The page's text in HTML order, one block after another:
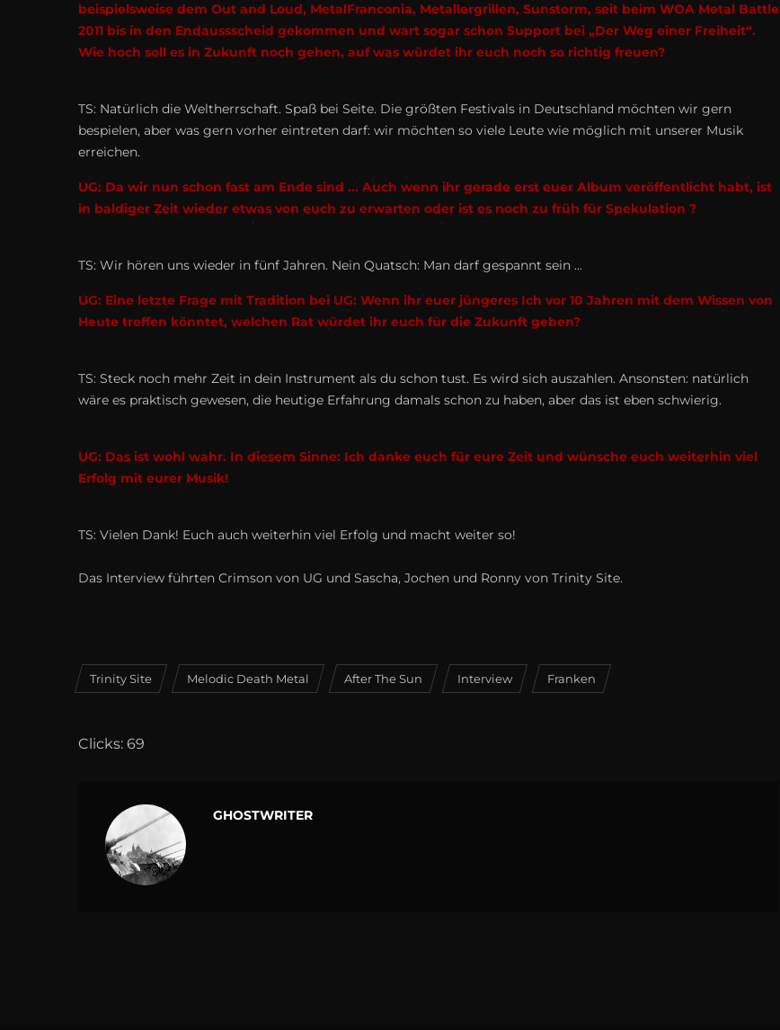
beispielsweise dem Out and Loud, MetalFranconia, Metallergrillen, Sunstorm, seit beim WOA Metal Battle
2011 bis in den Endaussscheid gekommen und wart sogar schon Support bei „Der Weg einer Freiheit“.
Wie hoch soll es in Zukunft noch gehen, auf was würdet ihr euch noch so richtig freuen?
TS: Natürlich die Weltherrschaft. Spaß bei Seite. Die größten Festivals in Deutschland möchten wir gern
bespielen, aber was gern vorher eintreten darf: wir möchten so viele Leute wie möglich mit unserer Musik
erreichen.
UG: Da wir nun schon fast am Ende sind ... Auch wenn ihr gerade erst euer Album veröffentlicht habt, ist
in baldiger Zeit wieder etwas von euch zu erwarten oder ist es noch zu früh für Spekulation ?
TS: Wir hören uns wieder in fünf Jahren. Nein Quatsch: Man darf gespannt sein ...
UG: Eine letzte Frage mit Tradition bei UG: Wenn ihr euer jüngeres Ich vor 10 Jahren mit dem Wissen von
Heute treffen könntet, welchen Rat würdet ihr euch für die Zukunft geben?
TS: Steck noch mehr Zeit in dein Instrument als du schon tust. Es wird sich auszahlen. Ansonsten: natürlich
wäre es praktisch gewesen, die heutige Erfahrung damals schon zu haben, aber das ist eben schwierig.
UG: Das ist wohl wahr. In diesem Sinne: Ich danke euch für eure Zeit und wünsche euch weiterhin viel
Erfolg mit eurer Musik!
TS: Vielen Dank! Euch auch weiterhin viel Erfolg und macht weiter so!
Das Interview führten Crimson von UG und Sascha, Jochen und Ronny von Trinity Site.
Trinity Site Melodic Death Metal After The Sun Interview Franken
Clicks: 69
GHOSTWRITER